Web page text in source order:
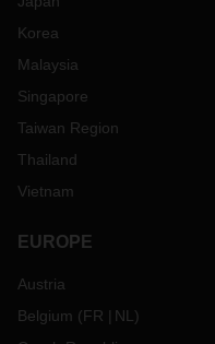
Korea
Malaysia
Singapore
Taiwan Region
Thailand
Vietnam
EUROPE
Austria
Belgium (FR NL )